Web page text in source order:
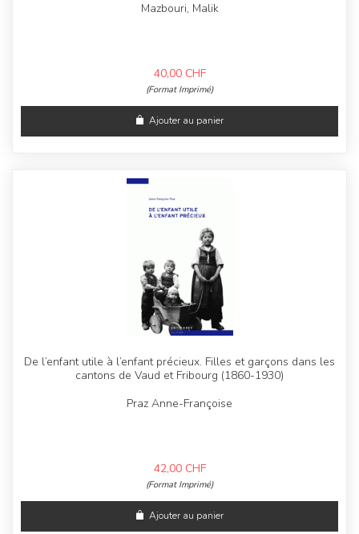
Mazbouri, Malik
40,00 CHF
(Format Imprimé)
Ajouter au panier
De l’enfant utile à l’enfant précieux. Filles et garçons dans les
cantons de Vaud et Fribourg (1860-1930)
Praz Anne-Françoise
42,00 CHF
(Format Imprimé)
Ajouter au panier